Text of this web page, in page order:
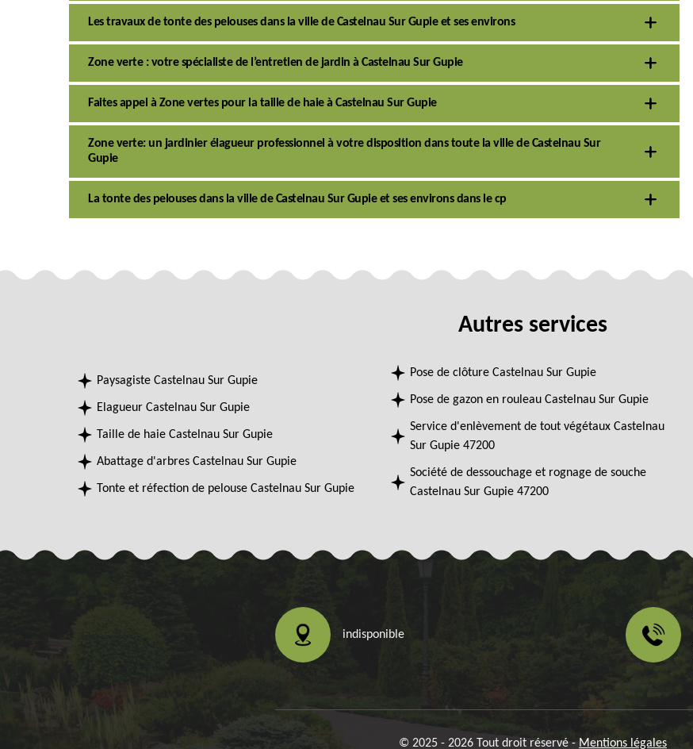
Les travaux de tonte des pelouses dans la ville de Castelnau Sur Gupie et ses environs
Zone verte : votre spécialiste de l’entretien de jardin à Castelnau Sur Gupie
Faites appel à Zone vertes pour la taille de haie à Castelnau Sur Gupie
Zone verte: un jardinier élagueur professionnel à votre disposition dans toute la ville de Castelnau Sur
Gupie
La tonte des pelouses dans la ville de Castelnau Sur Gupie et ses environs dans le cp
Autres services
Paysagiste Castelnau Sur Gupie
Elagueur Castelnau Sur Gupie
Taille de haie Castelnau Sur Gupie
Abattage d'arbres Castelnau Sur Gupie
Tonte et réfection de pelouse Castelnau Sur Gupie
Pose de clôture Castelnau Sur Gupie
Pose de gazon en rouleau Castelnau Sur Gupie
Service d'enlèvement de tout végétaux Castelnau
Sur Gupie 47200
Société de dessouchage et rognage de souche
Castelnau Sur Gupie 47200
indisponible
© 2025 - 2026 Tout droit réservé - Mentions légales